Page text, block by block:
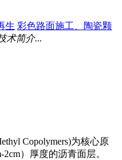
生 彩色路面施工、陶瓷颗
术简介...
Copolymers)为核心原
）厚度的沥青面层。